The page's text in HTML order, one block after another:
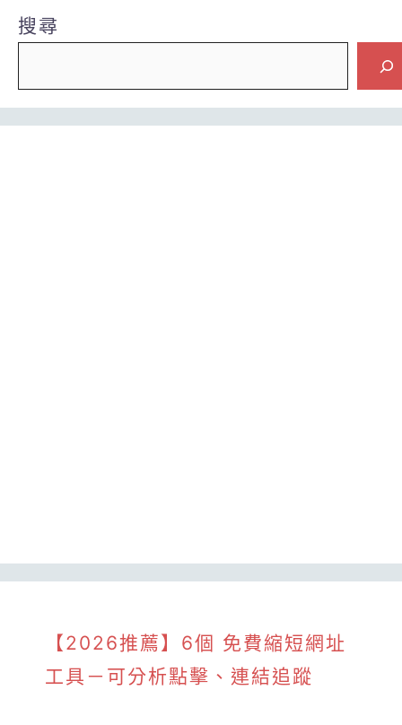
搜尋
【2026推薦】6個 免費縮短網址
工具－可分析點擊、連結追蹤